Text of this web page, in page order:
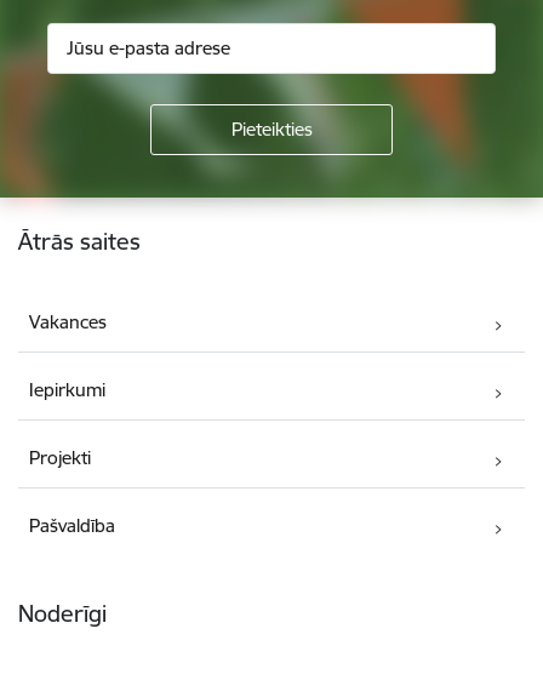
Kājene
Ātrās saites
Vakances
Iepirkumi
Projekti
Pašvaldība
Noderīgi